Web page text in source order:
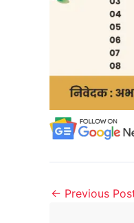
← Previous